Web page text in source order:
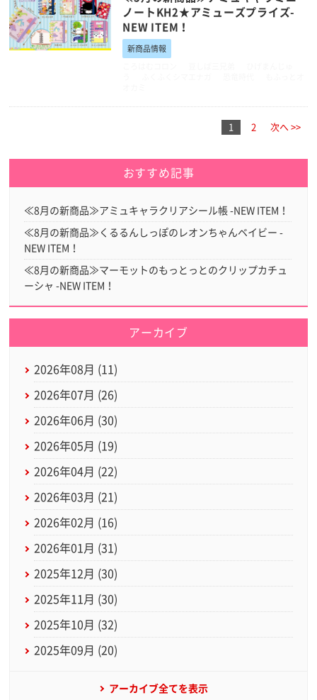
ノートKH2★アミューズプライズ-
NEW ITEM！
新商品情報
1 2 次へ >>
おすすめ記事
≪8月の新商品≫アミュキャラクリアシール帳 -NEW ITEM！
≪8月の新商品≫くるるんしっぽのレオンちゃんベイビー -
NEW ITEM！
≪8月の新商品≫マーモットのもっとっとのクリップカチュ
ーシャ -NEW ITEM！
アーカイブ
2026年08月 (11)
2026年07月 (26)
2026年06月 (30)
2026年05月 (19)
2026年04月 (22)
2026年03月 (21)
2026年02月 (16)
2026年01月 (31)
2025年12月 (30)
2025年11月 (30)
2025年10月 (32)
2025年09月 (20)
アーカイブ全てを表示